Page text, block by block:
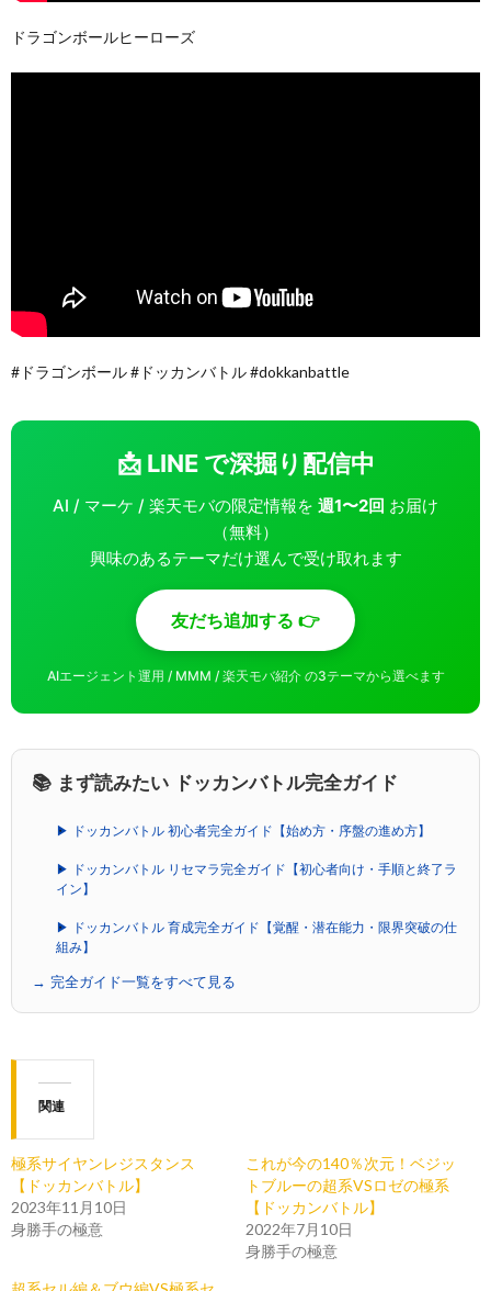
ドラゴンボールヒーローズ
#ドラゴンボール #ドッカンバトル #dokkanbattle
📩 LINE で深掘り配信中
AI / マーケ / 楽天モバの限定情報を 週1〜2回 お届け
（無料）
興味のあるテーマだけ選んで受け取れます
友だち追加する 👉
AIエージェント運用 / MMM / 楽天モバ紹介 の3テーマから選べます
📚 まず読みたい ドッカンバトル完全ガイド
▶ ドッカンバトル 初心者完全ガイド【始め方・序盤の進め方】
▶ ドッカンバトル リセマラ完全ガイド【初心者向け・手順と終了ラ
イン】
▶ ドッカンバトル 育成完全ガイド【覚醒・潜在能力・限界突破の仕
組み】
→ 完全ガイド一覧をすべて見る
関連
極系サイヤンレジスタンス
【ドッカンバトル】
2023年11月10日
身勝手の極意
これが今の140％次元！ベジッ
トブルーの超系VSロゼの極系
【ドッカンバトル】
2022年7月10日
身勝手の極意